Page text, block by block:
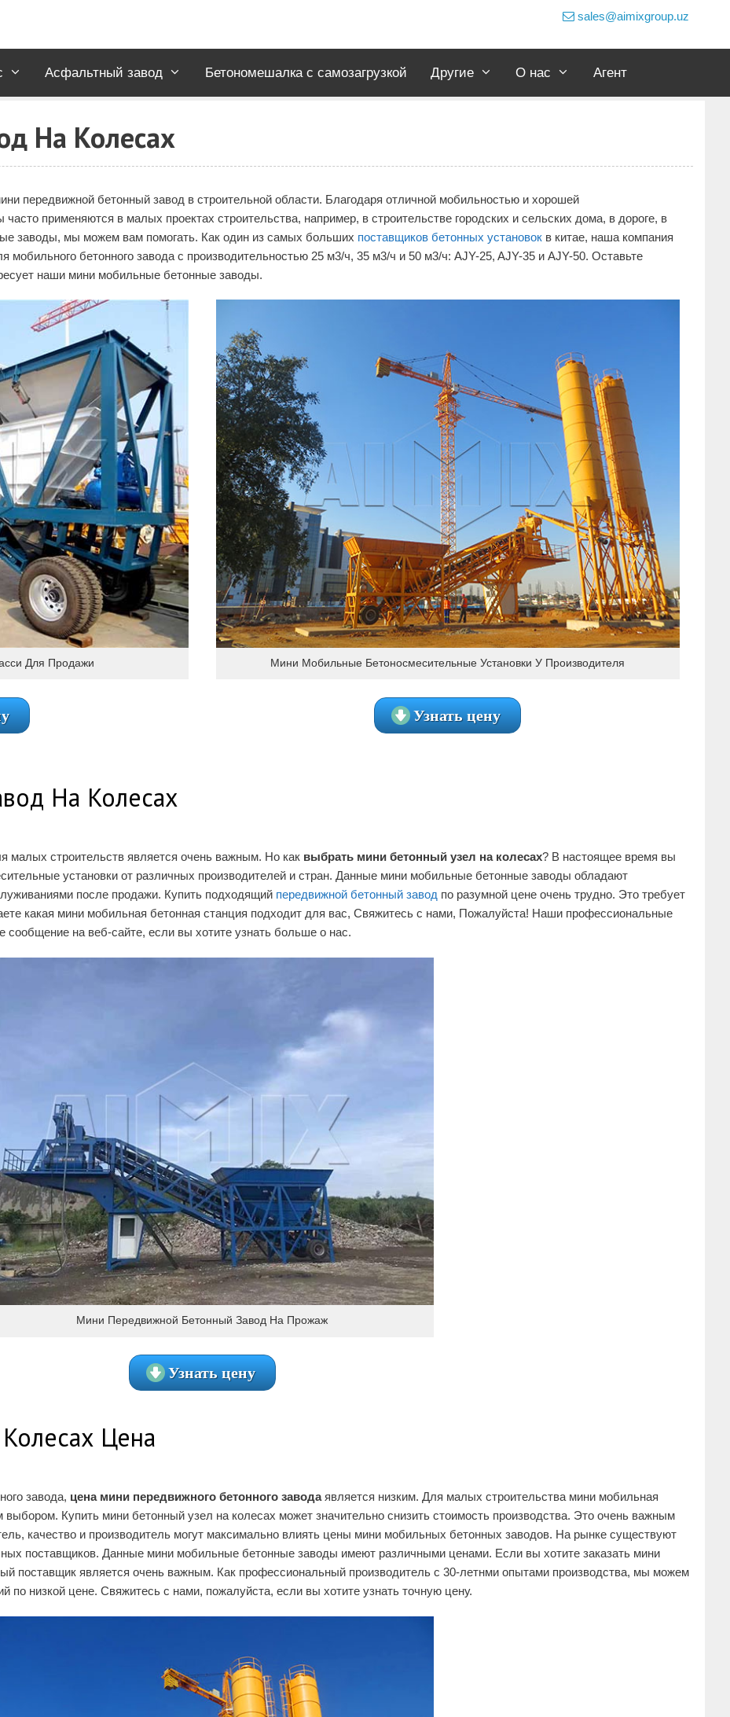
sales@aimixgroup.uz
Асфальтный завод Бетономешалка с самозагрузкой Другие О нас Агент
На Колесах
передвижной бетонный завод в строительной области. Благодаря отличной мобильностью и хорошей
применяются в малых проектах строительства, например, в строительстве городских и сельских дома, в дороге, в
заводы, мы можем вам помогать. Как один из самых больших поставщиков бетонных установок в китае, наша компания
бетонного завода с производительностью 25 м3/ч, 35 м3/ч и 50 м3/ч: AJY-25, AJY-35 и AJY-50. Оставьте
наши мини мобильные бетонные заводы.
Для Продажи Мини Мобильные Бетоносмесительные Установки У Производителя
Узнать цену
На Колесах
малых строительств является очень важным. Но как выбрать мини бетонный узел на колесах? В настоящее время вы
установки от различных производителей и стран. Данные мини мобильные бетонные заводы обладают
после продажи. Купить подходящий передвижной бетонный завод по разумной цене очень трудно. Это требует
какая мини мобильная бетонная станция подходит для вас, Свяжитесь с нами, Пожалуйста! Наши профессиональные
на веб-сайте, если вы хотите узнать больше о нас.
Мини Передвижной Бетонный Завод На Прожаж
Узнать цену
Цена
завода, цена мини передвижного бетонного заводаявляется низким. Для малых строительства мини мобильная
Купить мини бетонный узел на колесах может значительно снизить стоимость производства. Это очень важным
качество и производитель могут максимально влиять цены мини мобильных бетонных заводов. На рынке существуют
поставщиков. Данные мини мобильные бетонные заводы имеют различными ценами. Если вы хотите заказать мини
поставщик является очень важным. Как профессиональный производитель с 30-летнми опытами производства, мы можем
низкой цене. Свяжитесь с нами, пожалуйста, если вы хотите узнать точную цену.